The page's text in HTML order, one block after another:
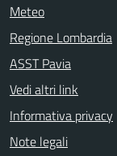
Meteo
Regione Lombardia
ASST Pavia
Vedi altri link
Informativa privacy
Note legali